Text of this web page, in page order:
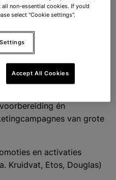
je onder andere
én
van grote
en activaties
Kruidvat, Etos, Douglas)
non-essential cookies. If you’d
select "Cookie settings".
Accept All Cookies